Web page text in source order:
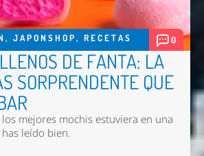
, JAPONSHOP, RECETAS 0
DE FANTA: LA
SORPRENDENTE QUE
los mejores mochis estuviera en una
has leído bien.